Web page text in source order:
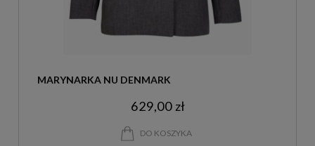
MARYNARKA NU DENMARK
629,00 zł
DO KOSZYKA